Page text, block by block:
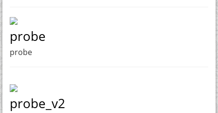
probe
probe
probe_v2